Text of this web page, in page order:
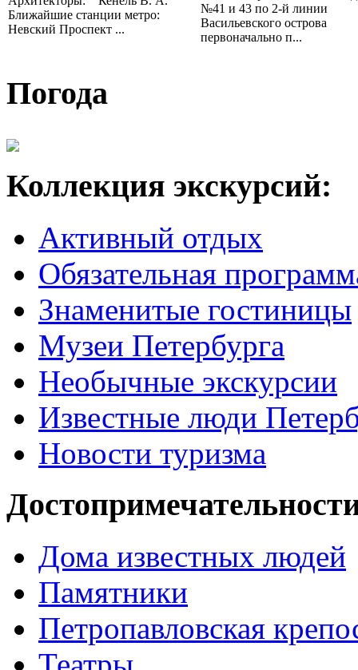
Ближайшие станции метро:
Невский Проспект ...
№41 и 43 по 2-й линии
Васильевского острова
первоначально п...
Погода
Коллекция экскурсий:
Активный отдых
Обязательная
Знаменитые гостиницы
Музеи Петербурга
Необычные экскурсии
Известные люди
Новости туризма
Дома известных людей
Памятники
Петропавловская